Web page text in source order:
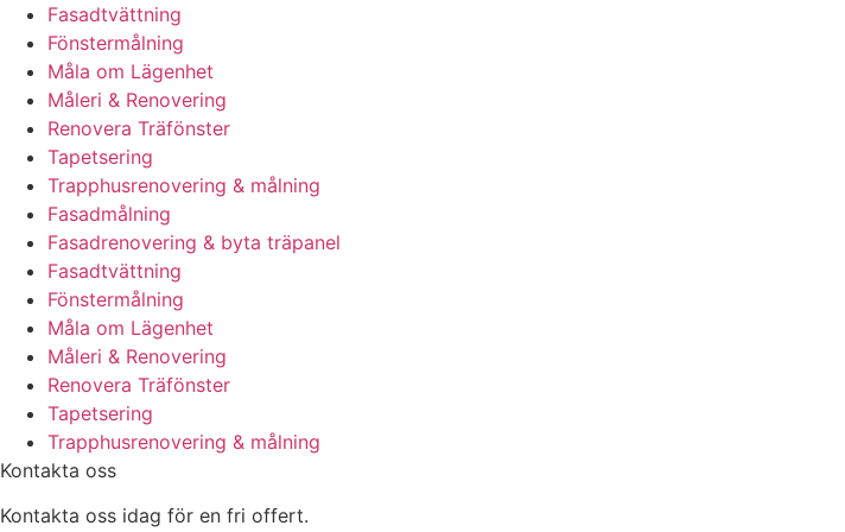
Fasadtvättning
Fönstermålning
Måla om Lägenhet
Måleri & Renovering
Renovera Träfönster
Tapetsering
Trapphusrenovering & målning
Fasadmålning
Fasadrenovering & byta träpanel
Fasadtvättning
Fönstermålning
Måla om Lägenhet
Måleri & Renovering
Renovera Träfönster
Tapetsering
Trapphusrenovering & målning
Kontakta oss
Kontakta oss idag för en fri offert.